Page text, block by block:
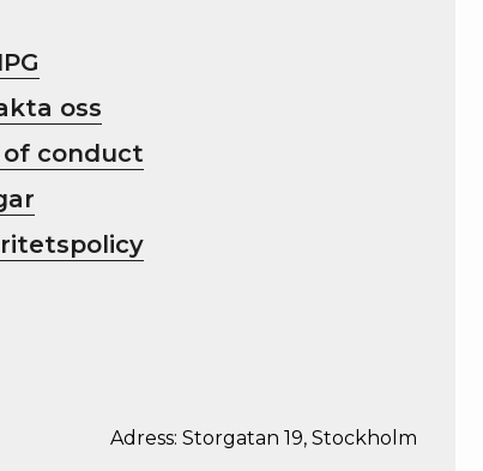
oss
of conduct
Adress: Storgatan 19, Stockholm